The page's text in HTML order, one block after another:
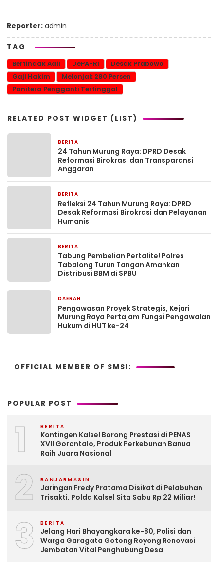
Reporter: admin
TAG
Bertindak Adil DePA-RI
Desak Prabowo
Gaji Hakim
Melonjak 280 Persen
Panitera Pengganti Tertinggal
RELATED POST WIDGET (LIST)
BERITA
24 Tahun Murung Raya: DPRD Desak
Reformasi Birokrasi dan Transparansi
Anggaran
BERITA
Refleksi 24 Tahun Murung Raya: DPRD
Desak Reformasi Birokrasi dan Pelayanan
Humanis
BERITA
Tabung Pembelian Pertalite! Polres
Tabalong Turun Tangan Amankan
Distribusi BBM di SPBU
DAERAH
Pengawasan Proyek Strategis, Kejari
Murung Raya Pertajam Fungsi Pengawalan
Hukum di HUT ke-24
OFFICIAL MEMBER OF SMSI:
POPULAR POST
1 BERITA
Kontingen Kalsel Borong Prestasi di PENAS
XVII Gorontalo, Produk Perkebunan Banua
Raih Juara Nasional
2 BANJARMASIN
Jaringan Fredy Pratama Disikat di Pelabuhan
Trisakti, Polda Kalsel Sita Sabu Rp 22 Miliar!
3 BERITA
Jelang Hari Bhayangkara ke-80, Polisi dan
Warga Garagata Gotong Royong Renovasi
Jembatan Vital Penghubung Desa